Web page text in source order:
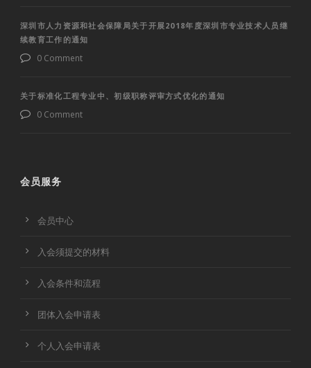
深圳市人力资源和社会保障局关于开展2018年度深圳市专业技术人员继
续教育工作的通知
0 Comment
关于标准化工程专业中、初级职称评审方式优化的通知
0 Comment
会员服务
会员中心
入会须提交的材料
入会条件和流程
团体入会申请表
个人入会申请表